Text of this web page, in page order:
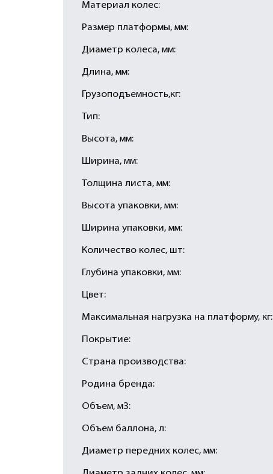
Материал колес:
Размер платформы, мм:
Диаметр колеса, мм:
Длина, мм:
Грузоподъемность,кг:
Тип:
Высота, мм:
Ширина, мм:
Толщина листа, мм:
Высота упаковки, мм:
Ширина упаковки, мм:
Количество колес, шт:
Глубина упаковки, мм:
Цвет:
Максимальная нагрузка на платформу, кг:
Покрытие:
Страна производства:
Родина бренда:
Объем, м3:
Объем баллона, л:
Диаметр передних колес, мм: